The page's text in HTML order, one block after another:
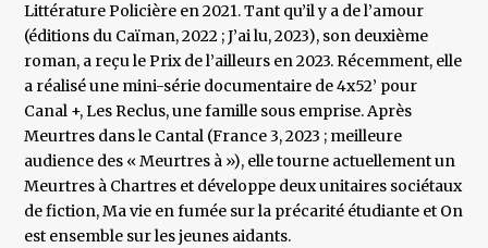
Littérature Policière en 2021. Tant qu’il y a de l’amour
(éditions du Caïman, 2022 ; J’ai lu, 2023), son deuxième
roman, a reçu le Prix de l’ailleurs en 2023. Récemment, elle
a réalisé une mini-série documentaire de 4x52’ pour
Canal +, Les Reclus, une famille sous emprise. Après
Meurtres dans le Cantal (France 3, 2023 ; meilleure
audience des « Meurtres à »), elle tourne actuellement un
Meurtres à Chartres et développe deux unitaires sociétaux
de fiction, Ma vie en fumée sur la précarité étudiante et On
est ensemble sur les jeunes aidants.